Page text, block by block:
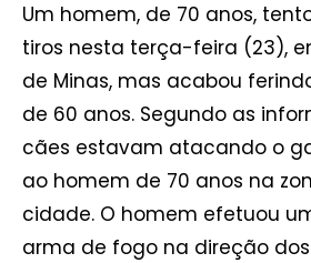
Um homem, de 70 anos,
tiros nesta terça-feira (23),
de Minas, mas acabou
de 60 anos. Segundo as
cães estavam atacando o
ao homem de 70 anos na
cidade. O homem efetuou
arma de fogo na direção